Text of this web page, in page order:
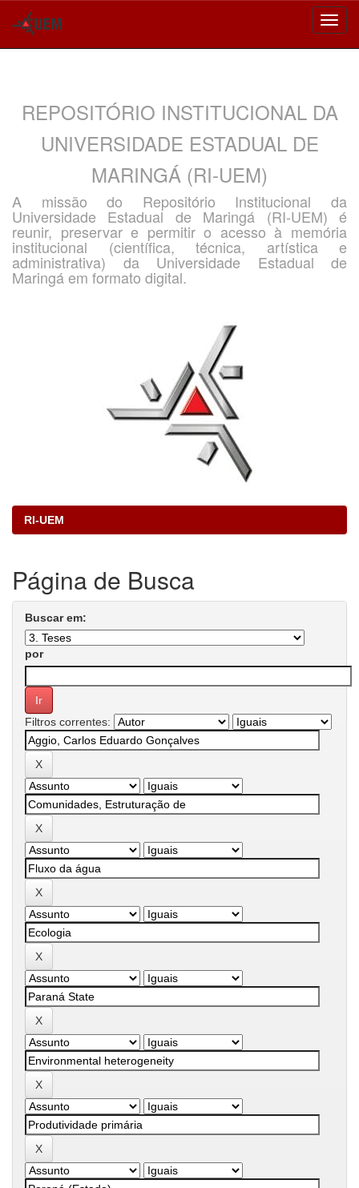
REPOSITÓRIO INSTITUCIONAL DA
UNIVERSIDADE ESTADUAL DE
MARINGÁ (RI-UEM)
A missão do Repositório Institucional da
Universidade Estadual de Maringá (RI-UEM) é
reunir, preservar e permitir o acesso à memória
institucional (científica, técnica, artística e
administrativa) da Universidade Estadual de
Maringá em formato digital.
RI-UEM
Página de Busca
Buscar em:
por
Filtros correntes: